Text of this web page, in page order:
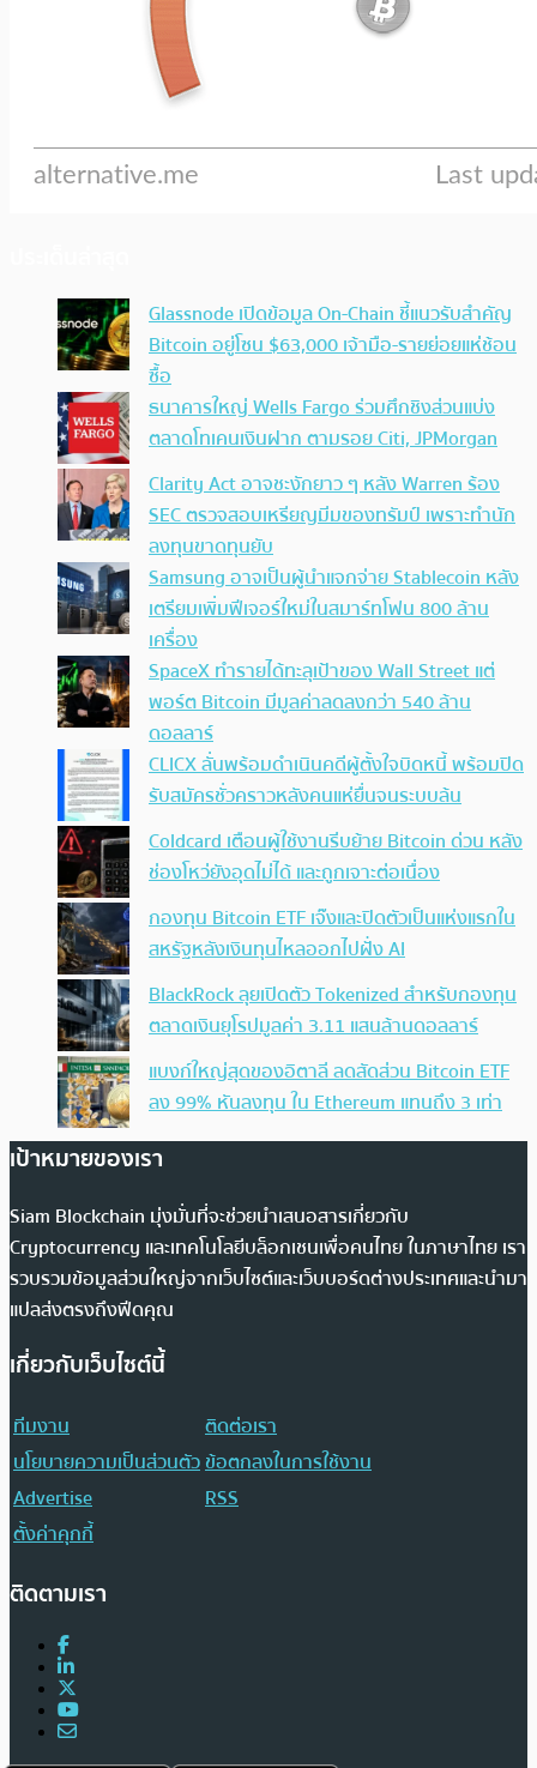
Glassnode เปิดข้อมูล On-Chain ชี้แนวรับสำคัญ
Bitcoin อยู่โซน $63,000 เจ้ามือ-รายย่อยแห่ช้อน
ซื้อ
ธนาคารใหญ่ Wells Fargo ร่วมศึกชิงส่วนแบ่ง
ตลาดโทเคนเงินฝาก ตามรอย Citi, JPMorgan
Clarity Act อาจชะงักยาว ๆ หลัง Warren ร้อง
SEC ตรวจสอบเหรียญมีมของทรัมป์ เพราะทำนัก
ลงทุนขาดทุนยับ
Samsung อาจเป็นผู้นำแจกจ่าย Stablecoin หลัง
เตรียมเพิ่มฟีเจอร์ใหม่ในสมาร์ทโฟน 800 ล้าน
เครื่อง
SpaceX ทำรายได้ทะลุเป้าของ Wall Street แต่
พอร์ต Bitcoin มีมูลค่าลดลงกว่า 540 ล้าน
ดอลลาร์
CLICX ลั่นพร้อมดำเนินคดีผู้ตั้งใจบิดหนี้ พร้อมปิด
รับสมัครชั่วคราวหลังคนแห่ยื่นจนระบบล้น
Coldcard เตือนผู้ใช้งานรีบย้าย Bitcoin ด่วน หลัง
ช่องโหว่ยังอุดไม่ได้ และถูกเจาะต่อเนื่อง
กองทุน Bitcoin ETF เจ๊งและปิดตัวเป็นแห่งแรกใน
สหรัฐหลังเงินทุนไหลออกไปฝั่ง AI
BlackRock ลุยเปิดตัว Tokenized สำหรับกองทุน
ตลาดเงินยุโรปมูลค่า 3.11 แสนล้านดอลลาร์
แบงก์ใหญ่สุดของอิตาลี ลดสัดส่วน Bitcoin ETF
ลง 99% หันลงทุน ใน Ethereum แทนถึง 3 เท่า
เป้าหมายของเรา
Siam Blockchain มุ่งมั่นที่จะช่วยนำเสนอสารเกี่ยวกับ
Cryptocurrency และเทคโนโลยีบล็อกเชนเพื่อคนไทย ในภาษาไทย เรา
รวบรวมข้อมูลส่วนใหญ่จากเว็บไซต์และเว็บบอร์ดต่างประเทศและนำมา
แปลส่งตรงถึงฟีดคุณ
เกี่ยวกับเว็บไซต์นี้
ทีมงาน
ติดต่อเรา
นโยบายความเป็นส่วนตัวข้อตกลงในการใช้งาน
Advertise
RSS
ตั้งค่าคุกกี้
ติดตามเรา